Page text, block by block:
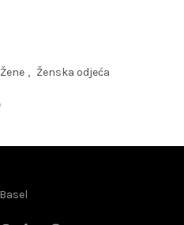
Žene , Ženska odjeća